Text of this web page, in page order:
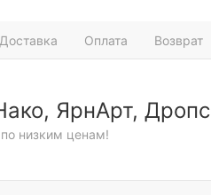
Доставка Оплата Возврат
ЯрнАрт, Дропс
низким ценам!